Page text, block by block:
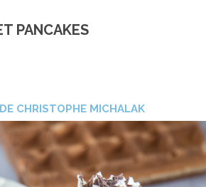
PANCAKES
CHRISTOPHE MICHALAK